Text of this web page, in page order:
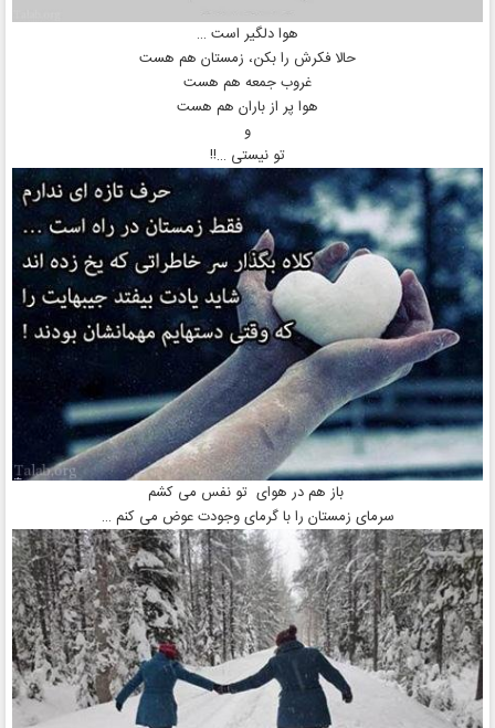
هوا دلگیر است …
حالا فکرش را بکن، زمستان هم هست
غروب جمعه هم هست
هوا پر از باران هم هست
و
تو نیستی …!!
باز هم در هوای تو نفس می کشم
سرمای زمستان را با گرمای وجودت عوض می کنم …